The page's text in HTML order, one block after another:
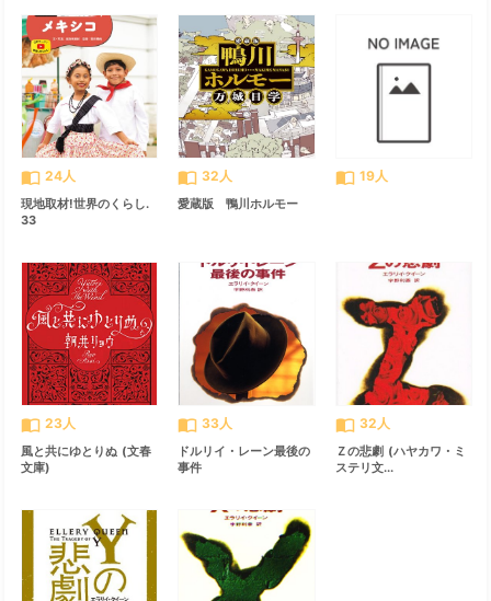
import_contacts 24人
現地取材!世界のくらし.
33
import_contacts 32人
愛蔵版 鴨川ホルモー
import_contacts 19人
import_contacts 23人
風と共にゆとりぬ (文春
文庫)
import_contacts 33人
ドルリイ・レーン最後の
事件
import_contacts 32人
Ｚの悲劇 (ハヤカワ・ミ
ステリ文...